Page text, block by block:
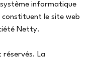
informatique
constituent le site web
Netty.
réservés. La